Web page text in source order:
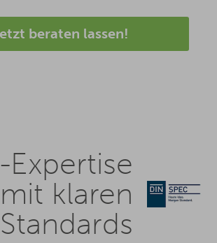
beraten lassen!
Expertise
mit klaren
Standards